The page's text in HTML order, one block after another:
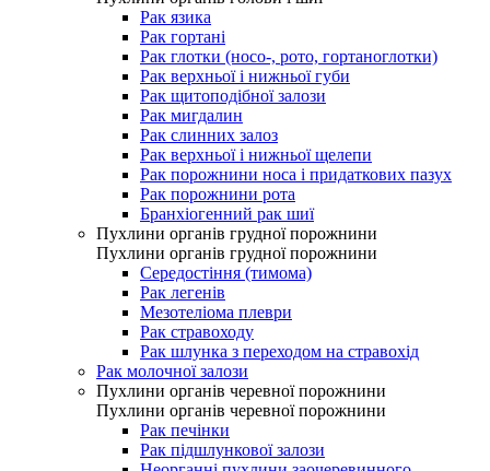
Рак язика
Рак гортані
Рак глотки (носо-, рото, гортаноглотки)
Рак верхньої і нижньої губи
Рак щитоподібної залози
Рак мигдалин
Рак слинних залоз
Рак верхньої і нижньої щелепи
Рак порожнини носа і придаткових пазух
Рак порожнини рота
Бранхіогенний рак шиї
Пухлини органів грудної порожнини
Пухлини органів грудної порожнини
Середостіння (тимома)
Рак легенів
Мезотеліома плеври
Рак стравоходу
Рак шлунка з переходом на стравохід
Рак молочної залози
Пухлини органів черевної порожнини
Пухлини органів черевної порожнини
Рак печінки
Рак підшлункової залози